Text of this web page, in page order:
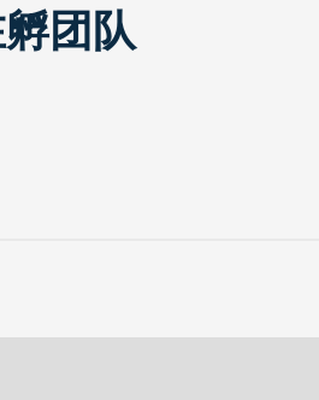
/ 科技创业者俱乐部
目申请
团队